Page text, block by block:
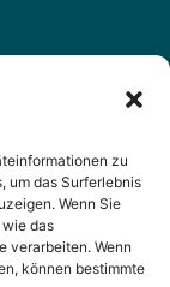
zu
um das Surferlebnis
Wenn Sie
das
verarbeiten. Wenn
können bestimmte